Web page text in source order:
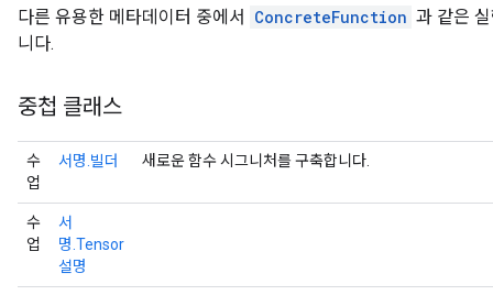
다른 유용한 메타데이터 중에서 ConcreteFunction 과 같은
니다.
중첩 클래스
수
업
서명.빌더 새로운 함수 시그니처를 구축합니다.
수
업
서
명.Tensor
설명